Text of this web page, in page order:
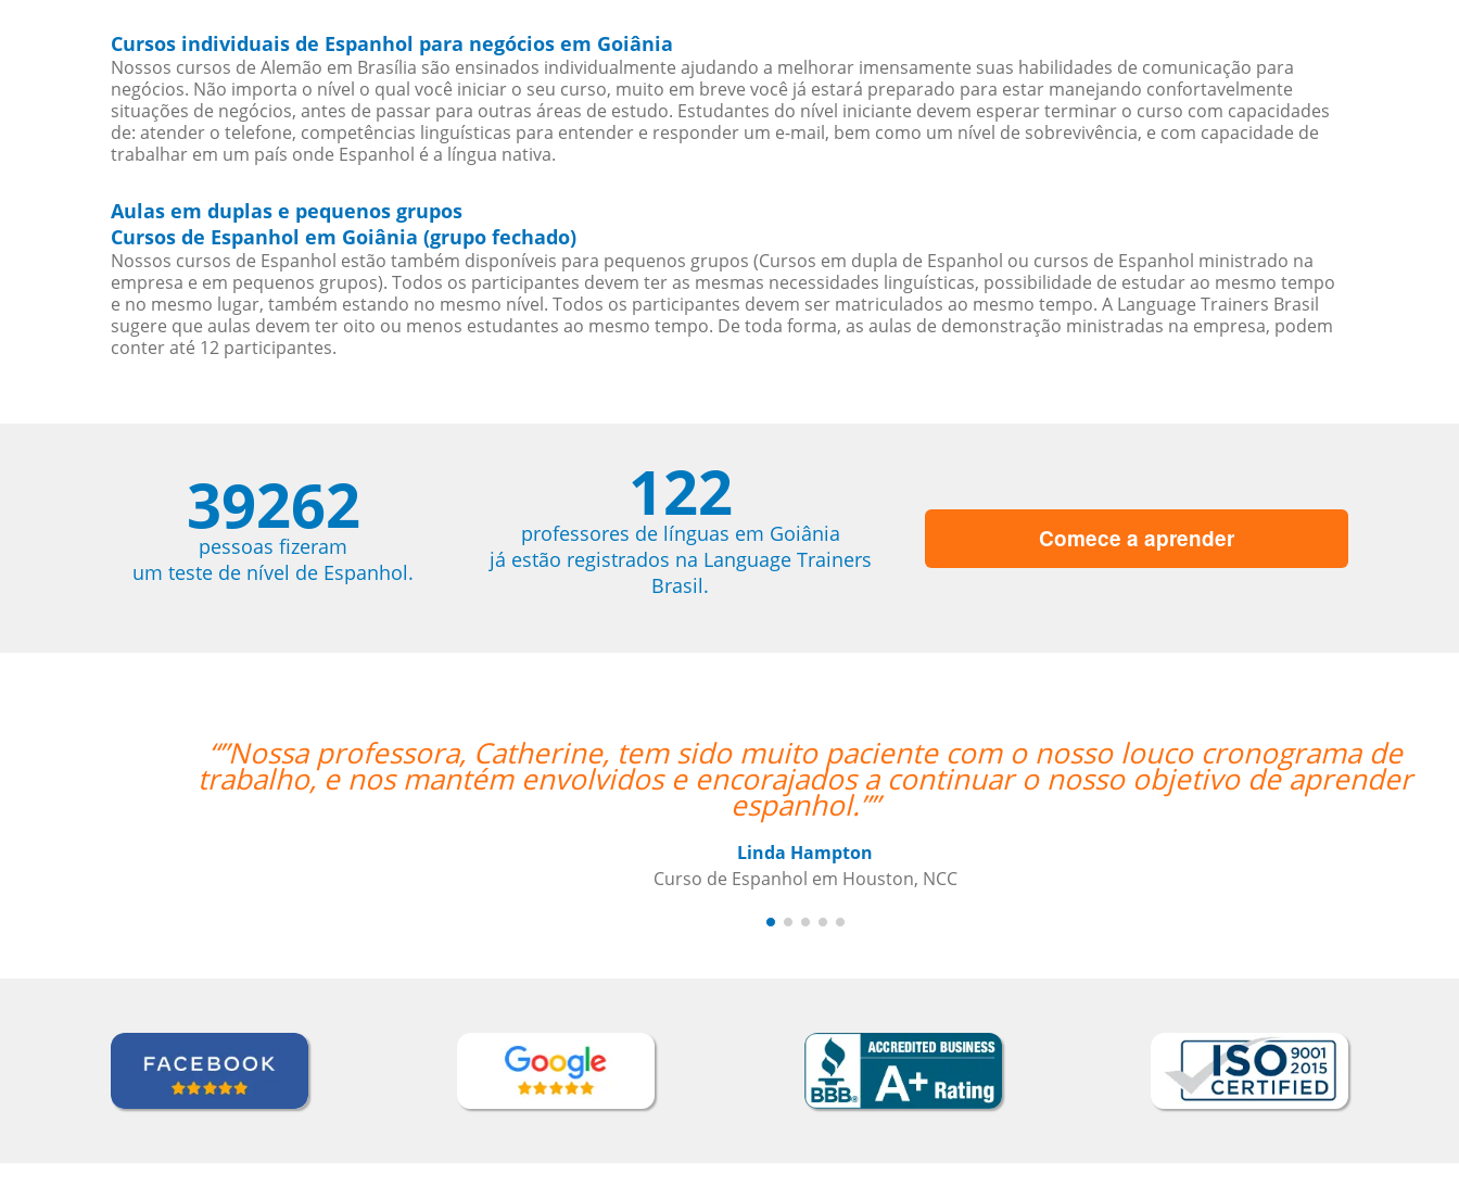
Cursos individuais de Espanhol para negócios em Goiânia
Nossos cursos de Alemão em Brasília são ensinados individualmente ajudando a melhorar imensamente suas habilidades de comunicação para
negócios. Não importa o nível o qual você iniciar o seu curso, muito em breve você já estará preparado para estar manejando confortavelmente
situações de negócios, antes de passar para outras áreas de estudo. Estudantes do nível iniciante devem esperar terminar o curso com capacidades
de: atender o telefone, competências linguísticas para entender e responder um e-mail, bem como um nível de sobrevivência, e com capacidade de
trabalhar em um país onde Espanhol é a língua nativa.
Aulas em duplas e pequenos grupos
Cursos de Espanhol em Goiânia (grupo fechado)
Nossos cursos de Espanhol estão também disponíveis para pequenos grupos (Cursos em dupla de Espanhol ou cursos de Espanhol ministrado na
empresa e em pequenos grupos). Todos os participantes devem ter as mesmas necessidades linguísticas, possibilidade de estudar ao mesmo tempo
e no mesmo lugar, também estando no mesmo nível. Todos os participantes devem ser matriculados ao mesmo tempo. A Language Trainers Brasil
sugere que aulas devem ter oito ou menos estudantes ao mesmo tempo. De toda forma, as aulas de demonstração ministradas na empresa, podem
conter até 12 participantes.
39262
pessoas fizeram
um teste de nível de Espanhol.
122
professores de línguas em Goiânia
já estão registrados na Language Trainers
Brasil.
Comece a aprender
Catherine, tem sido muito paciente com o nosso louco cronograma de
envolvidos e encorajados a continuar o nosso objetivo de aprender
espanhol.””
“”A professora Sandra é